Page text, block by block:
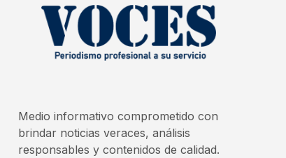
Medio informativo comprometido con
brindar noticias veraces, análisis
responsables y contenidos de calidad.